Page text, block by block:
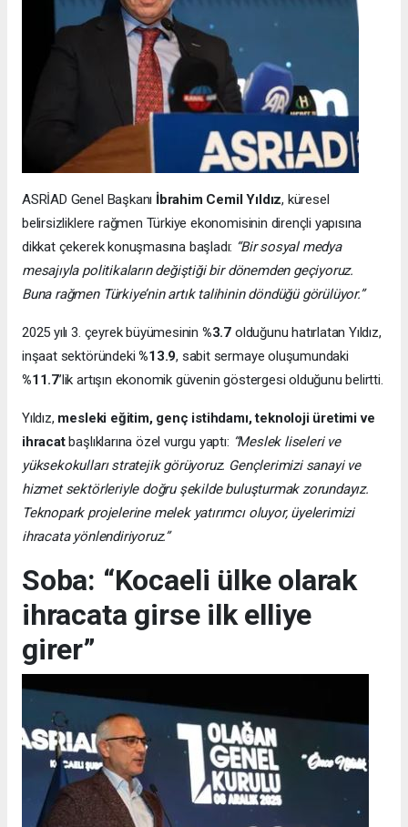
ASRİAD Genel Başkanı İbrahim Cemil Yıldız, küresel
belirsizliklere rağmen Türkiye ekonomisinin dirençli yapısına
dikkat çekerek konuşmasına başladı: “Bir sosyal medya
mesajıyla politikaların değiştiği bir dönemden geçiyoruz.
Buna rağmen Türkiye’nin artık talihinin döndüğü görülüyor.”
2025 yılı 3. çeyrek büyümesinin %3.7 olduğunu hatırlatan Yıldız,
inşaat sektöründeki%13.9, sabit sermaye oluşumundaki
%11.7’lik artışın ekonomik güvenin göstergesi olduğunu belirtti.
Yıldız, mesleki eğitim, genç istihdamı, teknoloji üretimi ve
ihracatbaşlıklarına özel vurgu yaptı: “Meslek liseleri ve
yüksekokulları stratejik görüyoruz. Gençlerimizi sanayi ve
hizmet sektörleriyle doğru şekilde buluşturmak zorundayız.
Teknopark projelerine melek yatırımcı oluyor, üyelerimizi
ihracata yönlendiriyoruz.”
Soba: “Kocaeli ülke olarak
ihracata girse ilk elliye
girer”